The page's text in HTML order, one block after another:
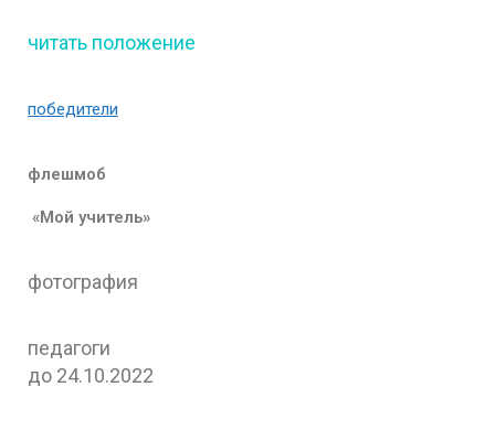
читать положение
победители
флешмоб
«Мой учитель»
фотография
педагоги
до 24.10.2022